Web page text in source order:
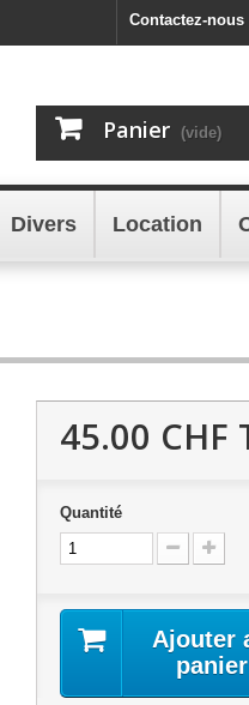
Contactez-nous
Panier (vide)
Divers Location
45.00 CHF
Quantité
Ajouter
panier